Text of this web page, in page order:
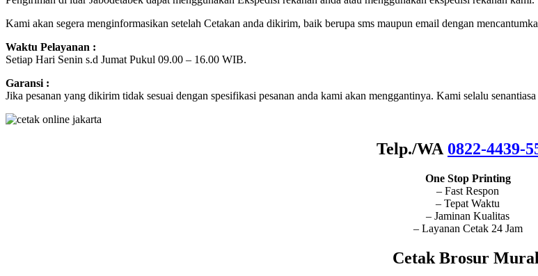
Kami akan segera menginformasikan setelah Cetakan anda dikirim, baik berupa sms maupun email dengan
Waktu Pelayanan :
Setiap Hari Senin s.d Jumat Pukul 09.00 – 16.00 WIB.
Garansi :
Jika pesanan yang dikirim tidak sesuai dengan spesifikasi pesanan anda kami akan menggantinya. Kami selalu
Telp./WA 0822-4439-
One Stop Printing
– Fast Respon
– Tepat Waktu
– Jaminan Kualitas
– Layanan Cetak 24 Jam
Cetak Brosur